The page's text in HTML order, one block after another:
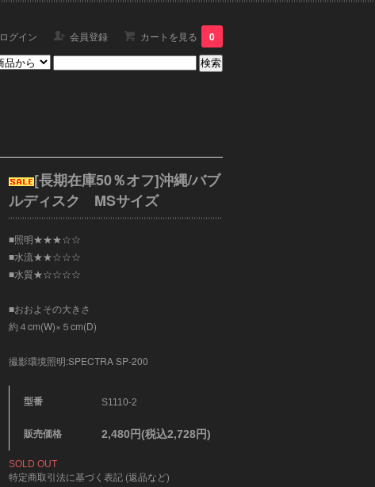
ログイン 会員登録 カートを見る 0
[長期在庫50％オフ]沖縄/バブ
ルディスク MSサイズ
■照明★★★☆☆
■水流★★☆☆☆
■水質★☆☆☆☆
■おおよその大きさ
約４cm(W)×５cm(D)
撮影環境照明:SPECTRA SP-200
型番 S1110-2
販売価格 2,480円(税込2,728円)
SOLD OUT
特定商取引法に基づく表記 (返品など)